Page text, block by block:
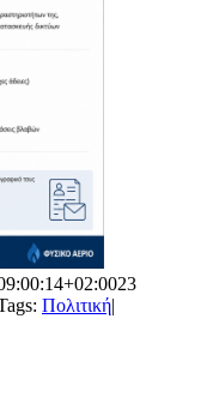
23
Πολιτική|